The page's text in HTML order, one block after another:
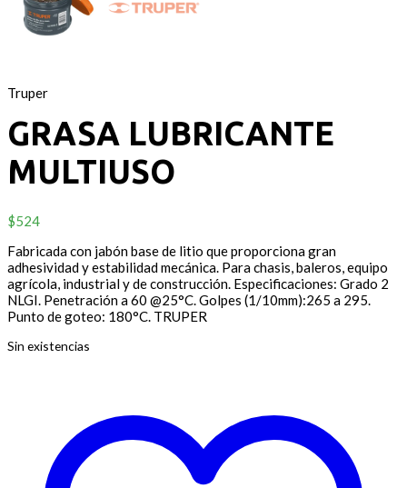
Truper
GRASA LUBRICANTE
MULTIUSO
$524
Fabricada con jabón base de litio que proporciona gran
adhesividad y estabilidad mecánica. Para chasis, baleros, equipo
agrícola, industrial y de construcción. Especificaciones: Grado 2
NLGI. Penetración a 60 @25°C. Golpes (1/10mm):265 a 295.
Punto de goteo: 180°C. TRUPER
Sin existencias